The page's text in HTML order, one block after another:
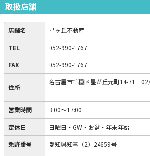
取扱店舗
店舗名 星ヶ丘不動産
TEL 052-990-1767
FAX 052-990-1767
住所
名古屋市千種区星が丘元町14-71
営業時間 8:00～17:00
定休日 日曜日・GW・お盆・年末年始
免許番号 愛知県知事（2）24659号